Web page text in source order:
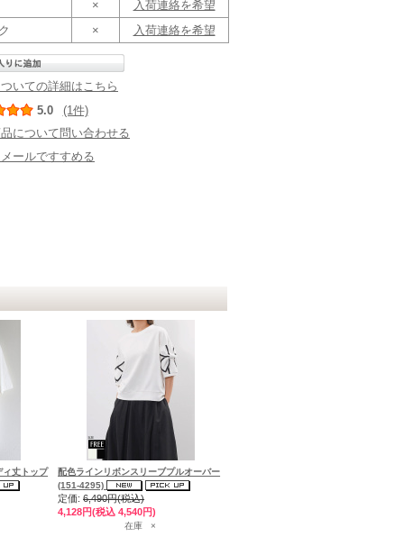
×
入荷連絡を希望
× 入荷連絡を希望
いての詳細はこちら
5.0
(1件)
について問い合わせる
ールですすめる
ィ丈トップ
配色ラインリボンスリーブプルオーバー
(151-4295)
定価:6,490円(税込)
4,128円(税込 4,540円)
在庫 ×